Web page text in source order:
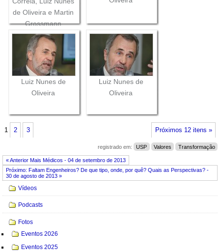
de Oliveira e Martin
Grossmann
Luiz Nunes de
Oliveira
Luiz Nunes de
Oliveira
Próximos 12 itens »
1 2 3
registrado em: USP Valores Transformação
« Anterior Mais Médicos - 04 de setembro de 2013
Próximo: Faltam Engenheiros? De que tipo, onde, por quê? Quais as Perspectivas? -
30 de agosto de 2013 »
Vídeos
Podcasts
Fotos
Eventos 2026
Eventos 2025